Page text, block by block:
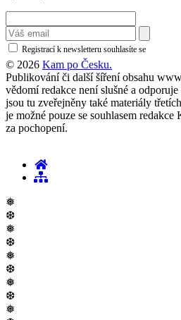
Registrací k newsletteru souhlasíte se
© 2026 Kam po Česku.
Publikování či další šíření obsahu
vědomí redakce není slušné a
jsou tu zveřejněny také materiály
je možné pouze se souhlasem
za pochopení.
❅
❆
❅
❆
❅
❆
❅
❆
❅